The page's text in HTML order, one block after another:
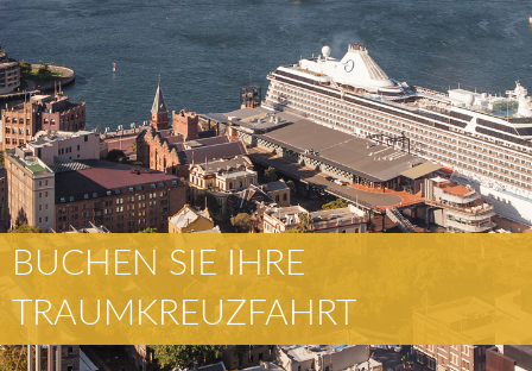
BUCHEN SIE IHRE
TRAUMKREUZFAHRT